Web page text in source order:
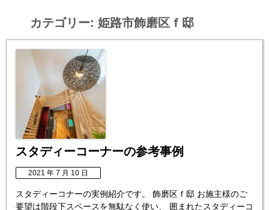
カテゴリー: 姫路市飾磨区ｆ邸
スタディーコーナーの参考事例
2021 年 7 月 10 日
スタディーコナーの実例紹介です。 飾磨区ｆ邸 お施主様のご
要望は階段下スペースを無駄なく使い、 囲まれたスタディーコ